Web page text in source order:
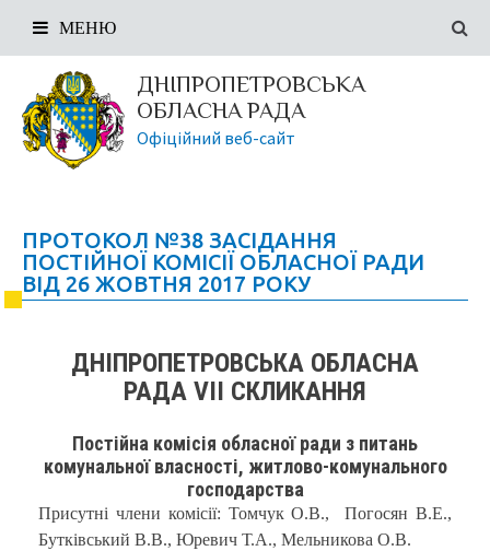
ДНІПРОПЕТРОВСЬКА
ОБЛАСНА РАДА
Офіційний веб-сайт
МЕНЮ
ПРОТОКОЛ №38 ЗАСІДАННЯ
ПОСТІЙНОЇ КОМІСІЇ ОБЛАСНОЇ РАДИ
ВІД 26 ЖОВТНЯ 2017 РОКУ
ДНІПРОПЕТРОВСЬКА ОБЛАСНА
РАДА VII СКЛИКАННЯ
Постійна комісія обласної ради з питань
комунальної власності, житлово-комунального
господарства
Присутні члени комісії: Томчук О.В., Погосян В.Е.,
Бутківський В.В., Юревич Т.А., Мельникова О.В.